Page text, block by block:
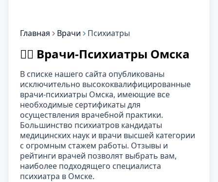
Главная Врачи Психиатры
👨‍⚕️ Врачи-Психиатры Омска
В списке нашего сайта опубликованы
исключительно высококвалифицированные
врачи-психиатры Омска, имеющие все
необходимые сертификаты для
осуществления врачебной практики.
Большинство психиатров кандидаты
медицинских наук и врачи высшей категории
с огромным стажем работы. Отзывы и
рейтинги врачей позволят выбрать вам,
наиболее подходящего специалиста
психиатра в Омске.